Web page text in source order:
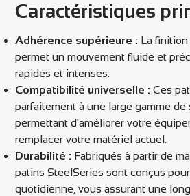
Caractéristiques
Adhérence supérieure : La
permet un mouvement fluide et
rapides et intenses.
Compatibilité universelle : Ces
parfaitement à une large gamme de
permettant d'améliorer votre
remplacer votre matériel actuel.
Durabilité : Fabriqués à partir de
patins SteelSeries sont conçus
quotidienne, vous assurant une